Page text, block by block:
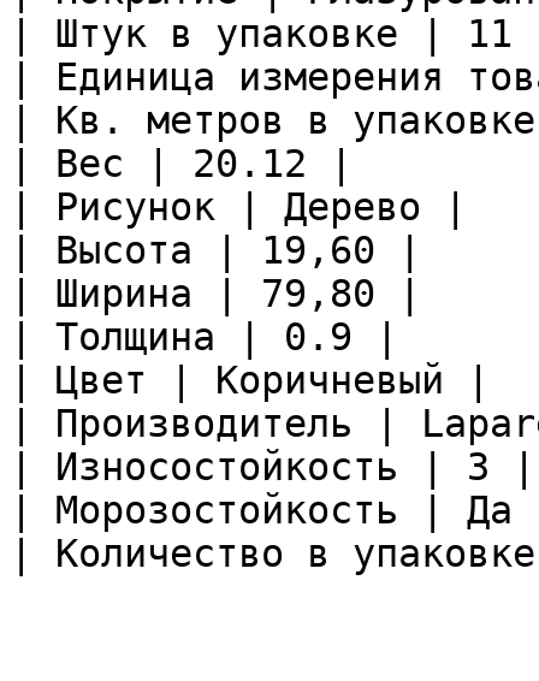
| Штук в упаковке |
| Единица измерения
| Кв. метров в
| Вес | 20.12 |
| Рисунок | Дерево |
| Высота | 19,60 |
| Ширина | 79,80 |
| Толщина | 0.9 |
| Цвет | Коричневый |
| Производитель |
| Износостойкость | 3 |
| Морозостойкость |
| Количество в